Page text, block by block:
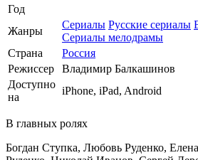
Год
Жанры
Сериалы Русские сериалы
Сериалы мелодрамы
Страна
Россия
Режиссер
Владимир Балкашинов
Доступно
на
iPhone, iPad, Android
В главных ролях
Богдан Ступка, Любовь Руденко,